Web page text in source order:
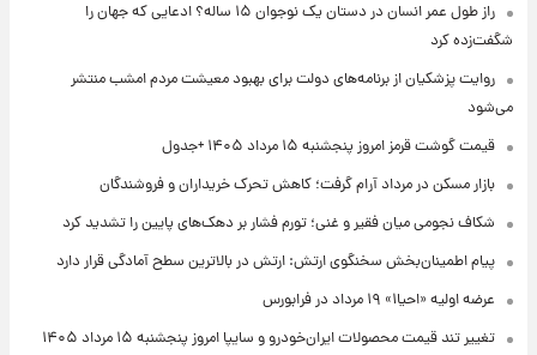
راز طول عمر انسان در دستان یک نوجوان ۱۵ ساله؟ ادعایی که جهان را
شگفت‌زده کرد
روایت پزشکیان از برنامه‌های دولت برای بهبود معیشت مردم امشب منتشر
می‌شود
قیمت گوشت قرمز امروز پنجشنبه ۱۵ مرداد ۱۴۰۵ +جدول
بازار مسکن در مرداد آرام گرفت؛ کاهش تحرک خریداران و فروشندگان
شکاف نجومی میان فقیر و غنی؛ تورم فشار بر دهک‌های پایین را تشدید کرد
پیام اطمینان‌بخش سخنگوی ارتش: ارتش در بالاترین سطح آمادگی قرار دارد
عرضه اولیه «احیا۱» ۱۹ مرداد در فرابورس
تغییر تند قیمت محصولات ایران‌خودرو و سایپا امروز پنجشنبه ۱۵ مرداد ۱۴۰۵